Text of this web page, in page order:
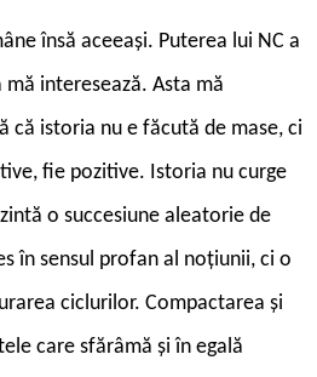
însă aceeași. Puterea lui NC a
interesează. Asta mă
că istoria nu e făcută de mase, ci
fie pozitive. Istoria nu curge
o succesiune aleatorie de
în sensul profan al noțiunii, ci o
ciclurilor. Compactarea și
care sfărâmă și în egală